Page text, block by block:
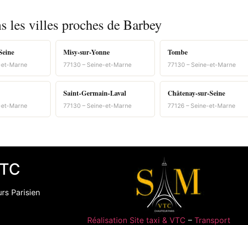
les villes proches de Barbey
et-Marne
Misy-sur-Yonne
77130 – Seine-et-Marne
Tombe
77130 – Seine-et-Marne
et-Marne
Saint-Germain-Laval
77130 – Seine-et-Marne
Châtenay-sur-Seine
77126 – Seine-et-Marne
Parisien
Réalisation Site taxi & VTC –Transport